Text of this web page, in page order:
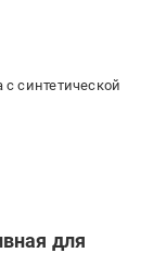
синтетической
для